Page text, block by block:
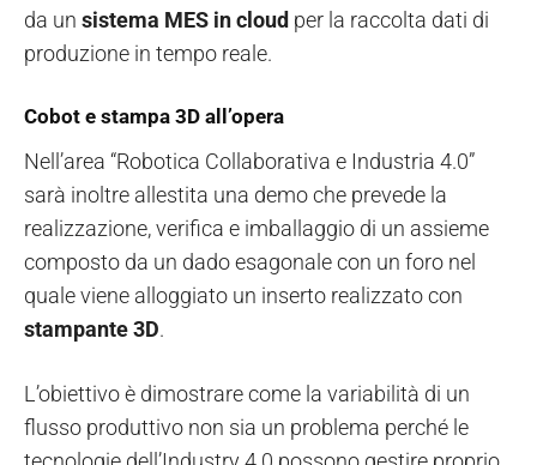
da un sistema MES in cloud per la raccolta dati di
produzione in tempo reale.
Cobot e stampa 3D all’opera
Nell’area “Robotica Collaborativa e Industria 4.0”
sarà inoltre allestita una demo che prevede la
realizzazione, verifica e imballaggio di un assieme
composto da un dado esagonale con un foro nel
quale viene alloggiato un inserto realizzato con
stampante 3D.
L’obiettivo è dimostrare come la variabilità di un
flusso produttivo non sia un problema perché le